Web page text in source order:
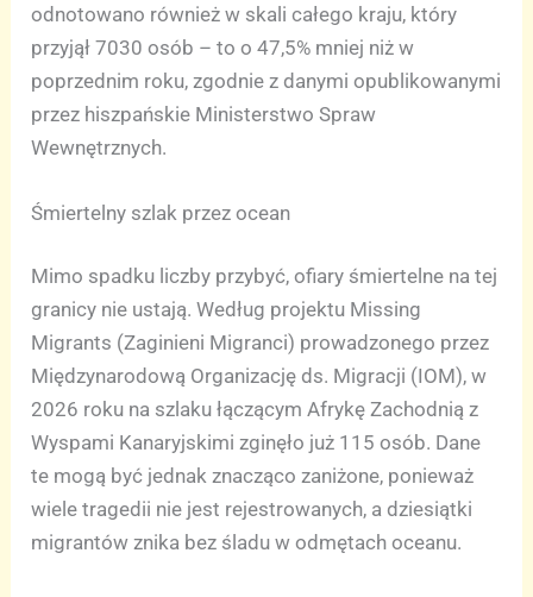
odnotowano również w skali całego kraju, który
przyjął 7030 osób – to o 47,5% mniej niż w
poprzednim roku, zgodnie z danymi opublikowanymi
przez hiszpańskie Ministerstwo Spraw
Wewnętrznych.
Śmiertelny szlak przez ocean
Mimo spadku liczby przybyć, ofiary śmiertelne na tej
granicy nie ustają. Według projektu Missing
Migrants (Zaginieni Migranci) prowadzonego przez
Międzynarodową Organizację ds. Migracji (IOM), w
2026 roku na szlaku łączącym Afrykę Zachodnią z
Wyspami Kanaryjskimi zginęło już 115 osób. Dane
te mogą być jednak znacząco zaniżone, ponieważ
wiele tragedii nie jest rejestrowanych, a dziesiątki
migrantów znika bez śladu w odmętach oceanu.